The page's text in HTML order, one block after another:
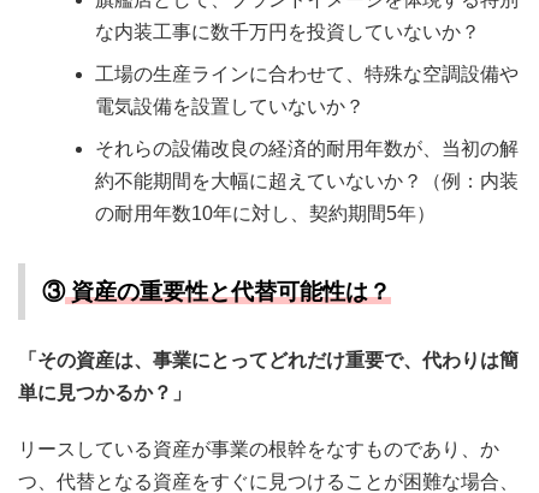
な内装工事に数千万円を投資していないか？
工場の生産ラインに合わせて、特殊な空調設備や
電気設備を設置していないか？
それらの設備改良の経済的耐用年数が、当初の解
約不能期間を大幅に超えていないか？（例：内装
の耐用年数10年に対し、契約期間5年）
③資産の重要性と代替可能性は？
「その資産は、事業にとってどれだけ重要で、代わりは簡
単に見つかるか？」
リースしている資産が事業の根幹をなすものであり、か
つ、代替となる資産をすぐに見つけることが困難な場合、